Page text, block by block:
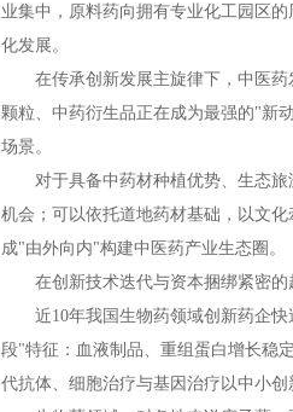
业集中，原料药向拥有专业化工园区
化发展。
在传承创新发展主旋律下，中医
颗粒、中药衍生品正在成为最强的"新
场景。
对于具备中药材种植优势、生态
机会；可以依托道地药材基础，以文
成"由外向内"构建中医药产业生态圈。
在创新技术迭代与资本捆绑紧密
近10年我国生物药领域创新药企
段"特征：血液制品、重组蛋白增长稳
代抗体、细胞治疗与基因治疗以中小